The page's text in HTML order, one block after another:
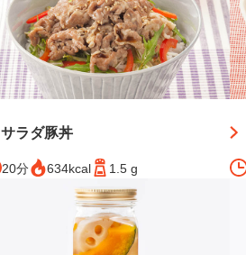
サラダ豚丼
20分 634kcal 1.5 g